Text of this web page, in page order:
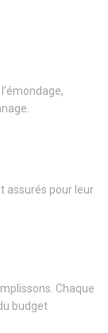
assurés pour leur
Chaque
budget